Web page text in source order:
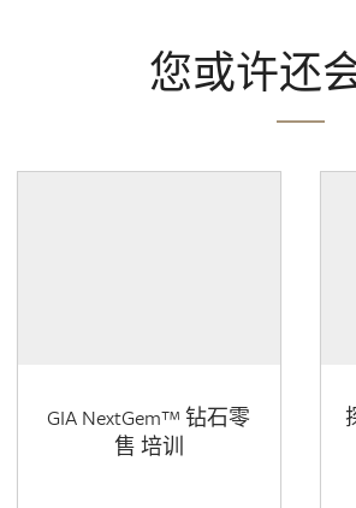
您或许还
GIA NextGem™ 钻石零
售 培训